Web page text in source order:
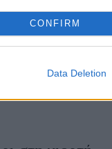
CONFIRM
Data Deletion
on Google ↗